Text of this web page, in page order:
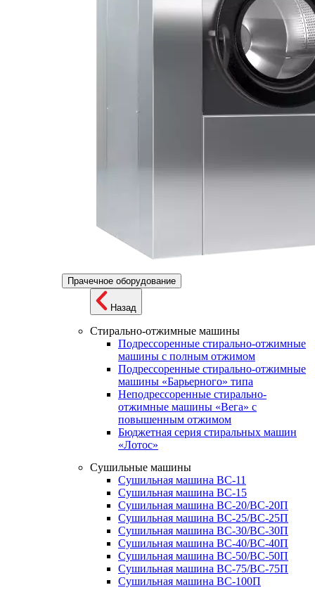
Прачечное оборудование
Назад
Стирально-отжимные машины
Подрессоренные стирально-отжимные
машины с полным отжимом
Подрессоренные стирально-отжимные
машины «Барьерного» типа
Неподрессоренные стирально-
отжимные машины «Вега» с
повышенным отжимом
Бюджетная серия стиральных машин
«Лотос»
Сушильные машины
Сушильная машина ВС-11
Сушильная машина ВС-15
Сушильная машина ВС-20/ВС-20П
Сушильная машина ВС-25/ВС-25П
Сушильная машина ВС-30/ВС-30П
Сушильная машина ВС-40/ВС-40П
Сушильная машина ВС-50/ВС-50П
Сушильная машина ВС-75/ВС-75П
Сушильная машина ВС-100П